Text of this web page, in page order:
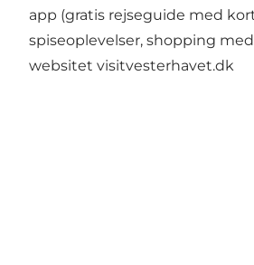
app (gratis rejseguide med
spiseoplevelser, shopping
websitet visitvesterhavet.dk